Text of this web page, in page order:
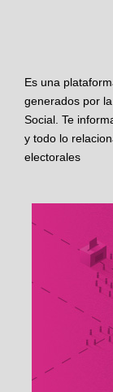
Es una
generados por
Social. Te
y todo lo
electorales